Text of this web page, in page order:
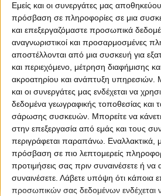
Εμείς και οι συνεργάτες μας
πρόσβαση σε πληροφορίες σε μια
και επεξεργαζόμαστε προσωπικά
αναγνωριστικοί και προσαρμοσμένες
αποστέλλονται από μια συσκευή για
και περιεχόμενο, μέτρηση διαφήμισης
ακροατηρίου και ανάπτυξη υπηρεσιών.
και οι συνεργάτες μας ενδέχεται να
δεδομένα γεωγραφικής τοποθεσίας και
σάρωσης συσκευών. Μπορείτε να κάνετε
στην επεξεργασία από εμάς και τους
περιγράφεται παραπάνω. Εναλλακτικά,
πρόσβαση σε πιο λεπτομερείς
προτιμήσεις σας πριν συναινέσετε ή να
συναινέσετε. Λάβετε υπόψη ότι κάποια
προσωπικών σας δεδομένων ενδέχεται
About Offradio Business Class Terms &
Designed & developed byporcupine